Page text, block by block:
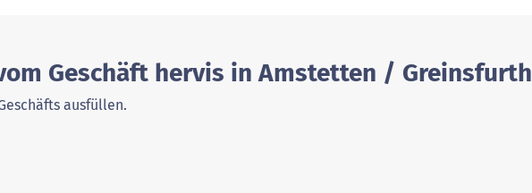
Geschäft hervis in Amstetten / Greinsfurth
ausfüllen.